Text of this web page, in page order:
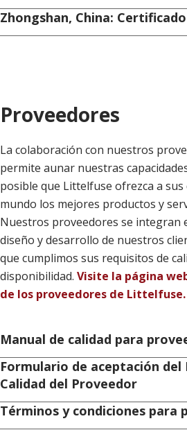
Zhongshan, China: Certificado
Proveedores
La colaboración con nuestros
permite aunar nuestras
posible que Littelfuse ofrezca a sus
mundo los mejores productos y
Nuestros proveedores se integran
diseño y desarrollo de nuestros
que cumplimos sus requisitos de
disponibilidad. Visite la página
de los proveedores de Littelfuse.
Manual de calidad para
Formulario de aceptación del
Calidad del Proveedor
Términos y condiciones para